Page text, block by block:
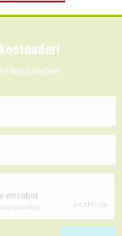
konsultation